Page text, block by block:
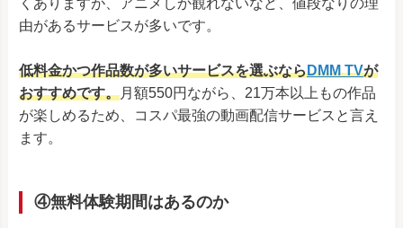
由があるサービスが多いです。
低料金かつ作品数が多いサービスを選ぶならDMM TVが
おすすめです。月額550円ながら、21万本以上もの作品
が楽しめるため、コスパ最強の動画配信サービスと言え
ます。
④無料体験期間はあるのか